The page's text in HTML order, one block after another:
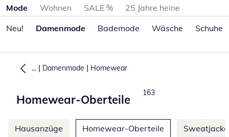
Produktkategorien überspringen
Mode Wohnen SALE %
25 Jahre heine
Neu!
Damenmode Bademode Wäsche Schuhe
... | Damenmode | Homewear
Homewear-Oberteile
Total number of products:
163
Weitere Kategorien überspringen
Hausanzüge Homewear-Oberteile